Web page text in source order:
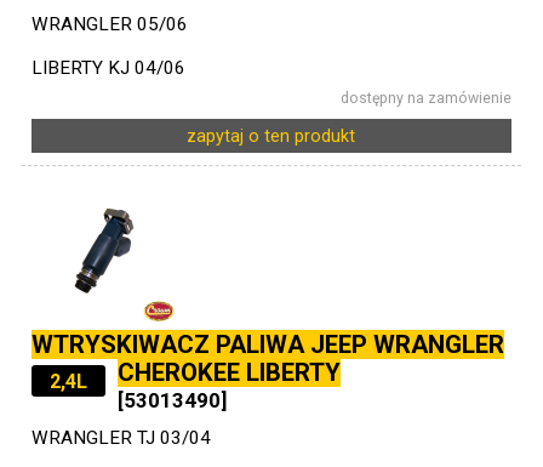
WRANGLER 05/06
LIBERTY KJ 04/06
dostępny na zamówienie
zapytaj o ten produkt
WTRYSKIWACZ PALIWA JEEP WRANGLER
CHEROKEE LIBERTY
2,4L
[53013490]
WRANGLER TJ 03/04